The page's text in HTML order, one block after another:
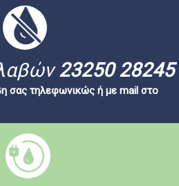
23250 28245
σας τηλεφωνικώς ή με mail στο